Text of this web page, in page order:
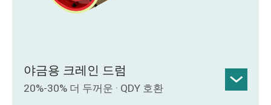
야금용 크레인 드럼
20%-30% 더 두꺼운 · QDY 호환